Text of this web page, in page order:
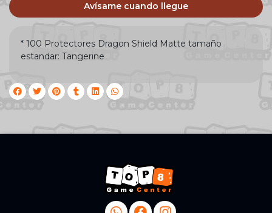
Avísame cuando llegue
* 100 Protectores Dragon Shield Matte tamaño
estandar: Tangerine